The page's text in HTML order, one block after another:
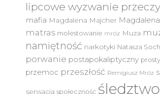
lipcowe wyzwanie
mafia Magdalena Majcher
matras molestowanie mróz Muza
namiętność narkotyki Natasza
porwanie postapokaliptyczny
przemoc przeszłość Remigiusz Mróz
sensacja społeczność śledztwo